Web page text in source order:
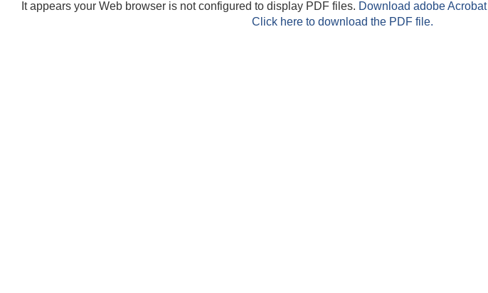
It appears your Web browser is not configured to display PDF files. Download adobe Acrobat
Click here to download the PDF file.